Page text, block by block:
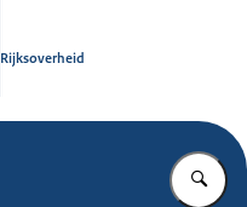
Rijksoverheid